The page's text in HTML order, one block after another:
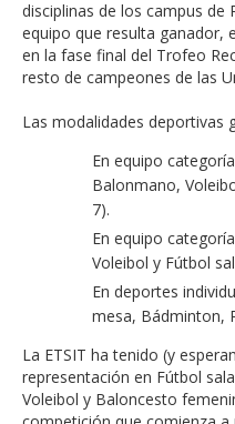
disciplinas de los campus de
equipo que resulta ganador,
en la fase final del Trofeo
resto de campeones de las
Las modalidades deportivas
En equipo
Balonmano,
7).
En equipo
Voleibol y Fútbol
En deportes
mesa, Bádminton,
La ETSIT ha tenido (y
representación en Fútbol
Voleibol y Baloncesto